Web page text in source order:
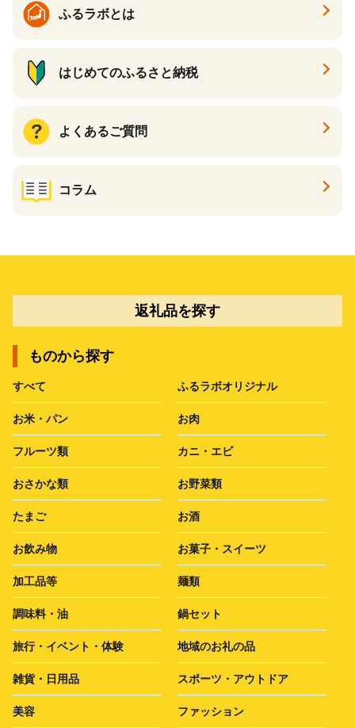
ふるラボとは
はじめてのふるさと納税
よくあるご質問
コラム
返礼品を探す
ものから探す
すべて ふるラボオリジナル
お米・パン お肉
フルーツ類 カニ・エビ
おさかな類 お野菜類
たまご お酒
お飲み物 お菓子・スイーツ
加工品等 麺類
調味料・油 鍋セット
旅行・イベント・体験 地域のお礼の品
雑貨・日用品 スポーツ・アウトドア
美容 ファッション